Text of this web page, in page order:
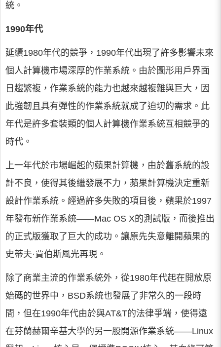
統。
1990年代
延續1980年代的競爭，1990年代出現了許多影響未來
個人計算機市場深厚的作業系統。由於圖形用戶界面
日趨繁複，作業系統的能力也越來越複雜與巨大，因
此強韌且具有彈性的作業系統就成了迫切的需求。此
年代是許多套裝類的個人計算機作業系統互相競爭的
時代。
上一年代於市場崛起的蘋果計算機，由於舊系統的設
計不良，使得其後繼發展不力，蘋果計算機決定重新
設計作業系統。經過許多失敗的項目後，蘋果於1997
年發布新作業系統——Mac OS X的測試版，而後推出
的正式版獲取了巨大的成功。讓原先失意離開蘋果的
史蒂夫·賈伯斯風光再現。
除了商業主流的作業系統外，從1980年代起在開放原
始碼的世界中，BSD系統也發展了非常久的一段時
間，但在1990年代由於與AT&T的法律爭端，使得遠
在芬蘭赫爾辛基大學的另一股開源作業系統——Linux